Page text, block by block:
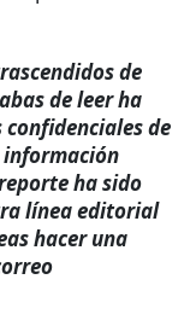
de
de leer ha
de
información
ha sido
línea editorial
hacer una